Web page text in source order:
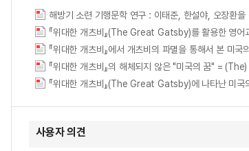
해방기 소련 기행문학 연구 : 이태준, 한설야, 오장환을
『위대한 개츠비』(The Great Gatsby)를 활용한
『위대한 개츠비』에서 개츠비의 파멸을 통해서
『위대한 개츠비』의 해체되지 않은 "미국의 꿈"
『위대한 개츠비』(The Great Gatsby)에 나타난
사용자 의견